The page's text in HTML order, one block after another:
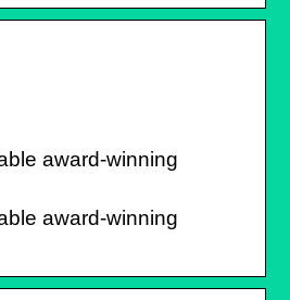
award-winning
award-winning